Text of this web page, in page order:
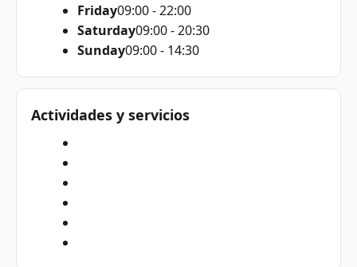
Friday09:00 - 22:00
Saturday09:00 - 20:30
Sunday09:00 - 14:30
Actividades y servicios